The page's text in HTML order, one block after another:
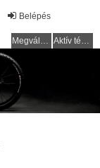
Belépés
Megválaszolatlan témák Aktív témák